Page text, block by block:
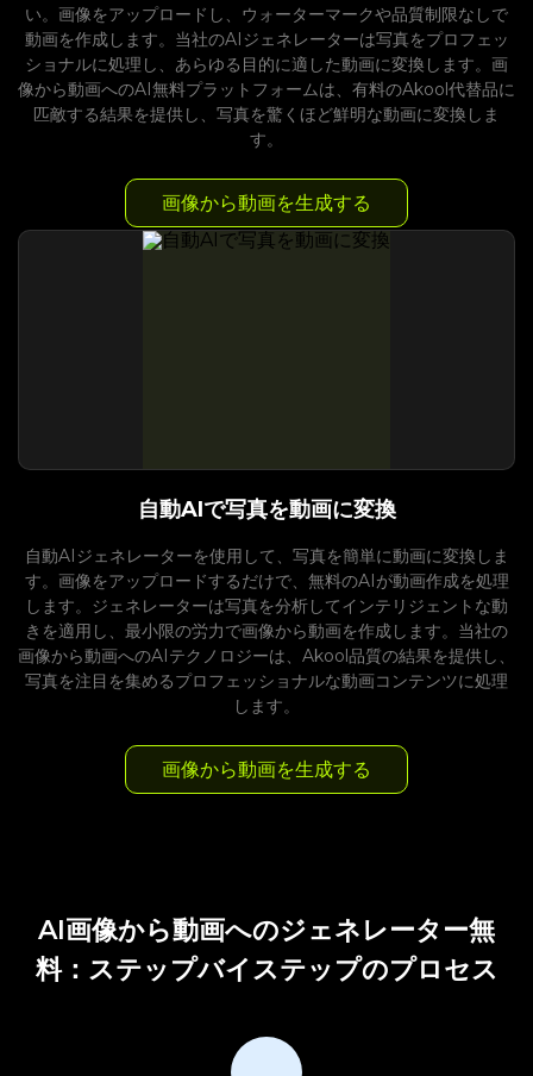
い。画像をアップロードし、ウォーターマークや品質制限なしで
動画を作成します。当社のAIジェネレーターは写真をプロフェッ
ショナルに処理し、あらゆる目的に適した動画に変換します。画
像から動画へのAI無料プラットフォームは、有料のAkool代替品に
匹敵する結果を提供し、写真を驚くほど鮮明な動画に変換しま
す。
画像から動画を生成する
自動AIで写真を動画に変換
自動AIジェネレーターを使用して、写真を簡単に動画に変換しま
す。画像をアップロードするだけで、無料のAIが動画作成を処理
します。ジェネレーターは写真を分析してインテリジェントな動
きを適用し、最小限の労力で画像から動画を作成します。当社の
画像から動画へのAIテクノロジーは、Akool品質の結果を提供し、
写真を注目を集めるプロフェッショナルな動画コンテンツに処理
します。
画像から動画を生成する
AI画像から動画へのジェネレーター無
料：ステップバイステップのプロセス